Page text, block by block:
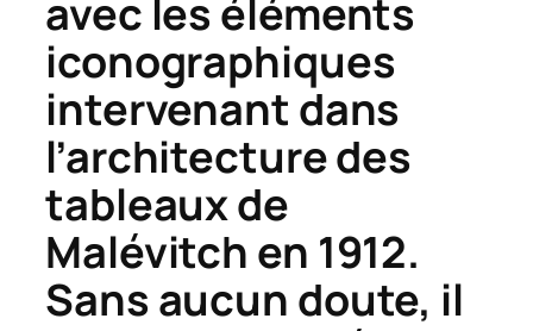
avec les éléments
iconographiques
intervenant dans
l’architecture des
tableaux de
Malévitch en 1912.
Sans aucun doute, il